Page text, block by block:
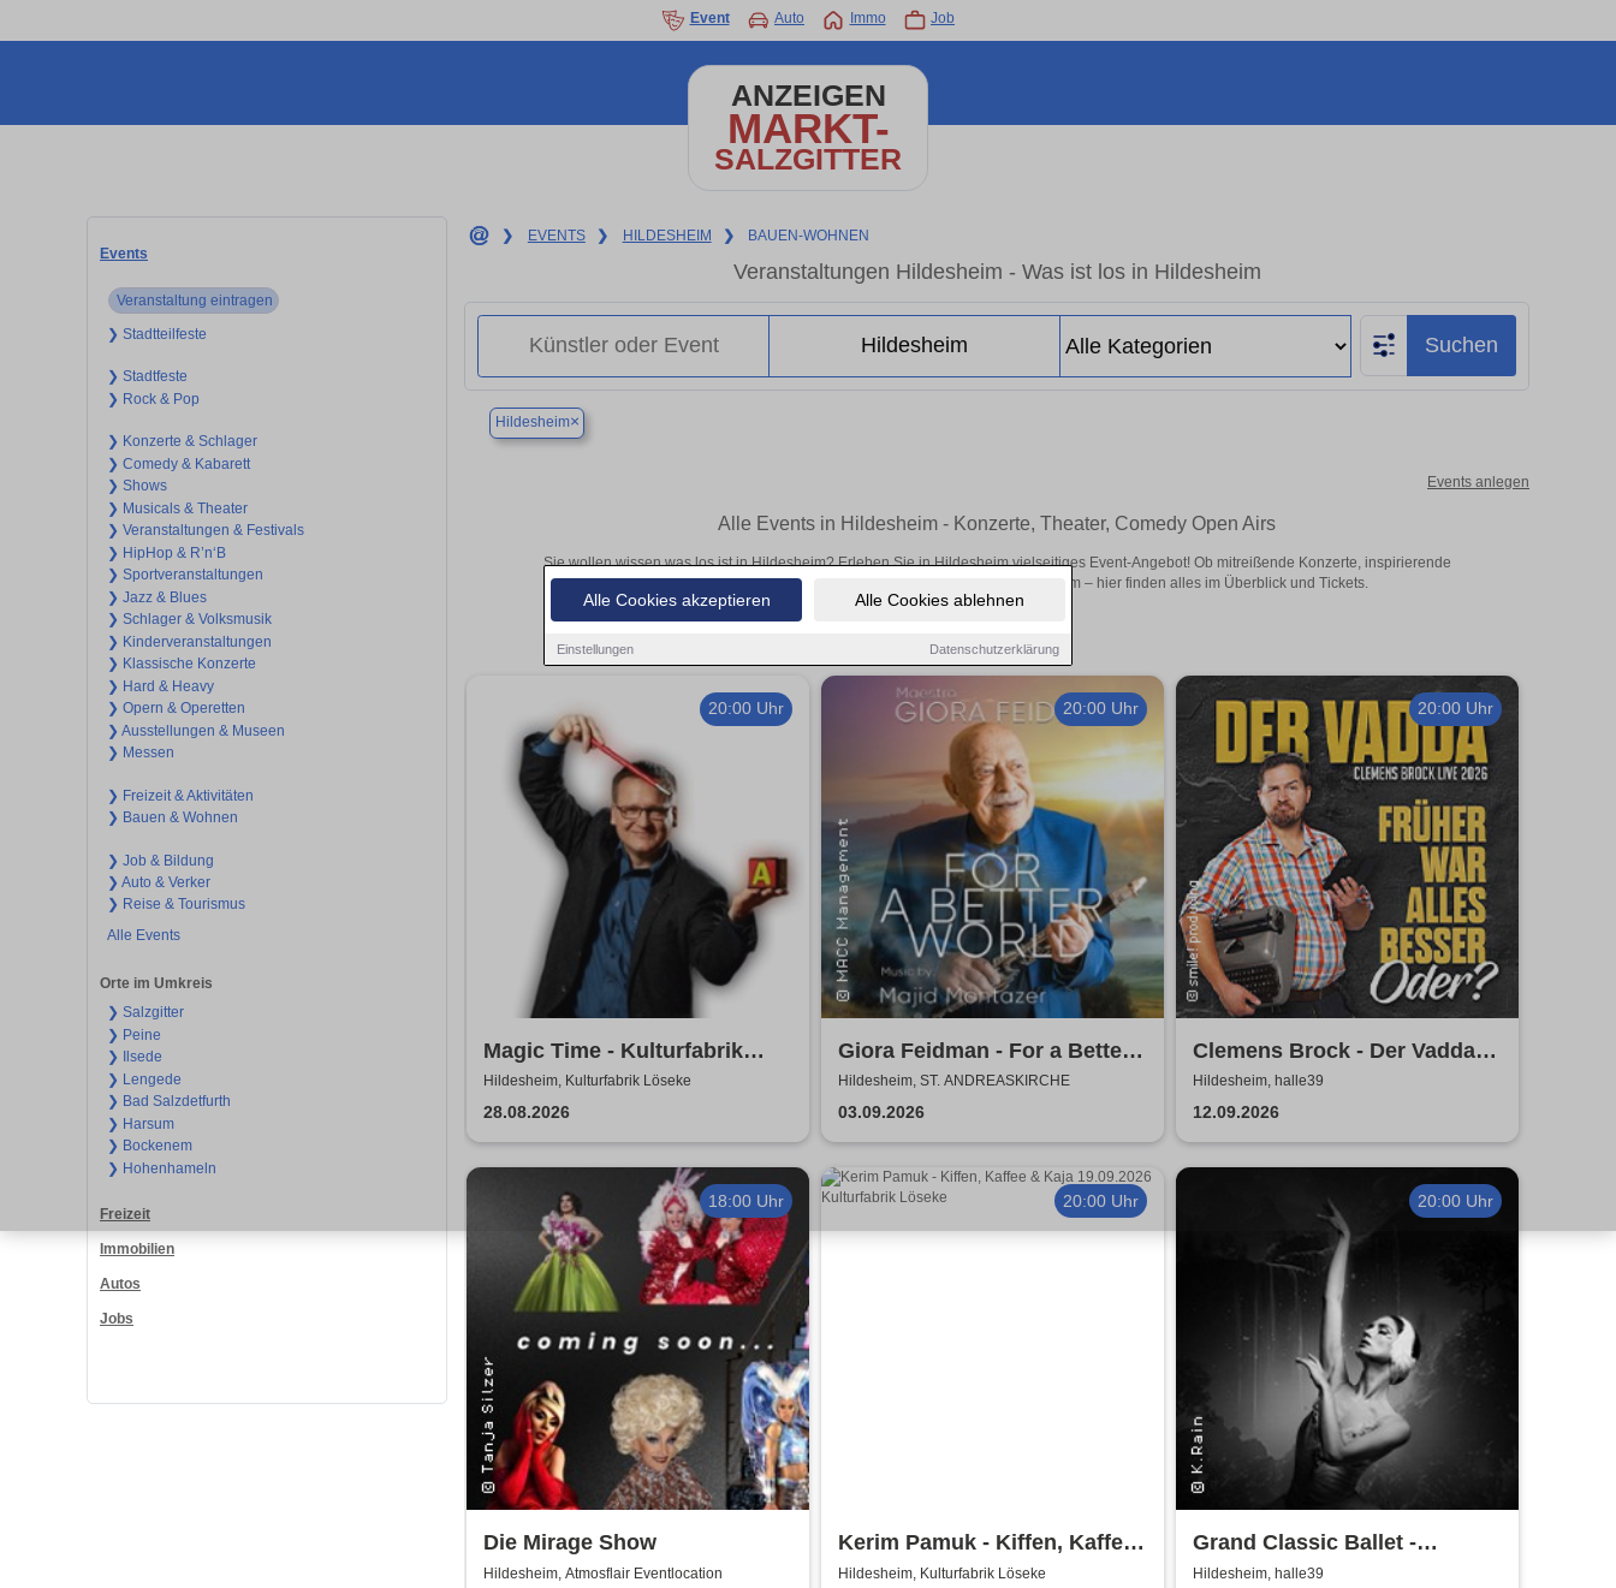
Alle Cookies akzeptieren Alle Cookies ablehnen
Einstellungen Datenschutzerklärung
Event Auto Immo Job
ANZEIGEN
MARKT-
SALZGITTER
Events
Veranstaltung eintragen
❯ Stadtteilfeste
❯ Stadtfeste
❯ Rock & Pop
❯ Konzerte & Schlager
❯ Comedy & Kabarett
❯ Shows
❯ Musicals & Theater
❯ Veranstaltungen & Festivals
❯ HipHop & R’n‘B
❯ Sportveranstaltungen
❯ Jazz & Blues
❯ Schlager & Volksmusik
❯ Kinderveranstaltungen
❯ Klassische Konzerte
❯ Hard & Heavy
❯ Opern & Operetten
❯ Ausstellungen & Museen
❯ Messen
❯ Freizeit & Aktivitäten
❯ Bauen & Wohnen
❯ Job & Bildung
❯ Auto & Verker
❯ Reise & Tourismus
Alle Events
Orte im Umkreis
❯ Salzgitter
❯ Peine
❯ Ilsede
❯ Lengede
❯ Bad Salzdetfurth
❯ Harsum
❯ Bockenem
❯ Hohenhameln
Freizeit
Immobilien
Autos
Jobs
❯ EVENTS ❯ HILDESHEIM ❯ BAUEN-WOHNEN
Veranstaltungen Hildesheim - Was ist los in Hildesheim
Suchen
Hildesheim×
Events anlegen
Alle Events in Hildesheim - Konzerte, Theater, Comedy Open Airs
Sie wollen wissen was los ist in Hildesheim? Erleben Sie in Hildesheim vielseitiges Event-Angebot! Ob mitreißende Konzerte, inspirierende
Theateraufführungen oder aufregende Veranstaltungen in Hildesheim – hier finden alles im Überblick und Tickets.
20:00 Uhr
Magic Time - Kulturfabrik
Löseke
Hildesheim, Kulturfabrik Löseke
28.08.2026
20:00 Uhr
Giora Feidman - For a Better
World
Hildesheim, ST. ANDREASKIRCHE
03.09.2026
20:00 Uhr
Clemens Brock - Der Vadda -
Früher war alles besser,
oder?
Hildesheim, halle39
12.09.2026
18:00 Uhr
Die Mirage Show
Hildesheim, Atmosflair Eventlocation
20:00 Uhr
Kerim Pamuk - Kiffen, Kaffee
& Kajal
Hildesheim, Kulturfabrik Löseke
20:00 Uhr
Grand Classic Ballet -
Schwanensee - Jenseits der
Hildesheim, halle39